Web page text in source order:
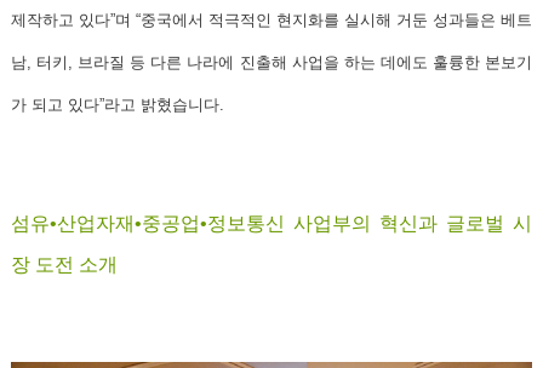
제작하고 있다”며 “중국에서 적극적인 현지화를 실시해 거둔 성과들은 베트
남, 터키, 브라질 등 다른 나라에 진출해 사업을 하는 데에도 훌륭한 본보기
가 되고 있다”라고 밝혔습니다.
섬유•산업자재•중공업•정보통신 사업부의 혁신과 글로벌 시
장 도전 소개